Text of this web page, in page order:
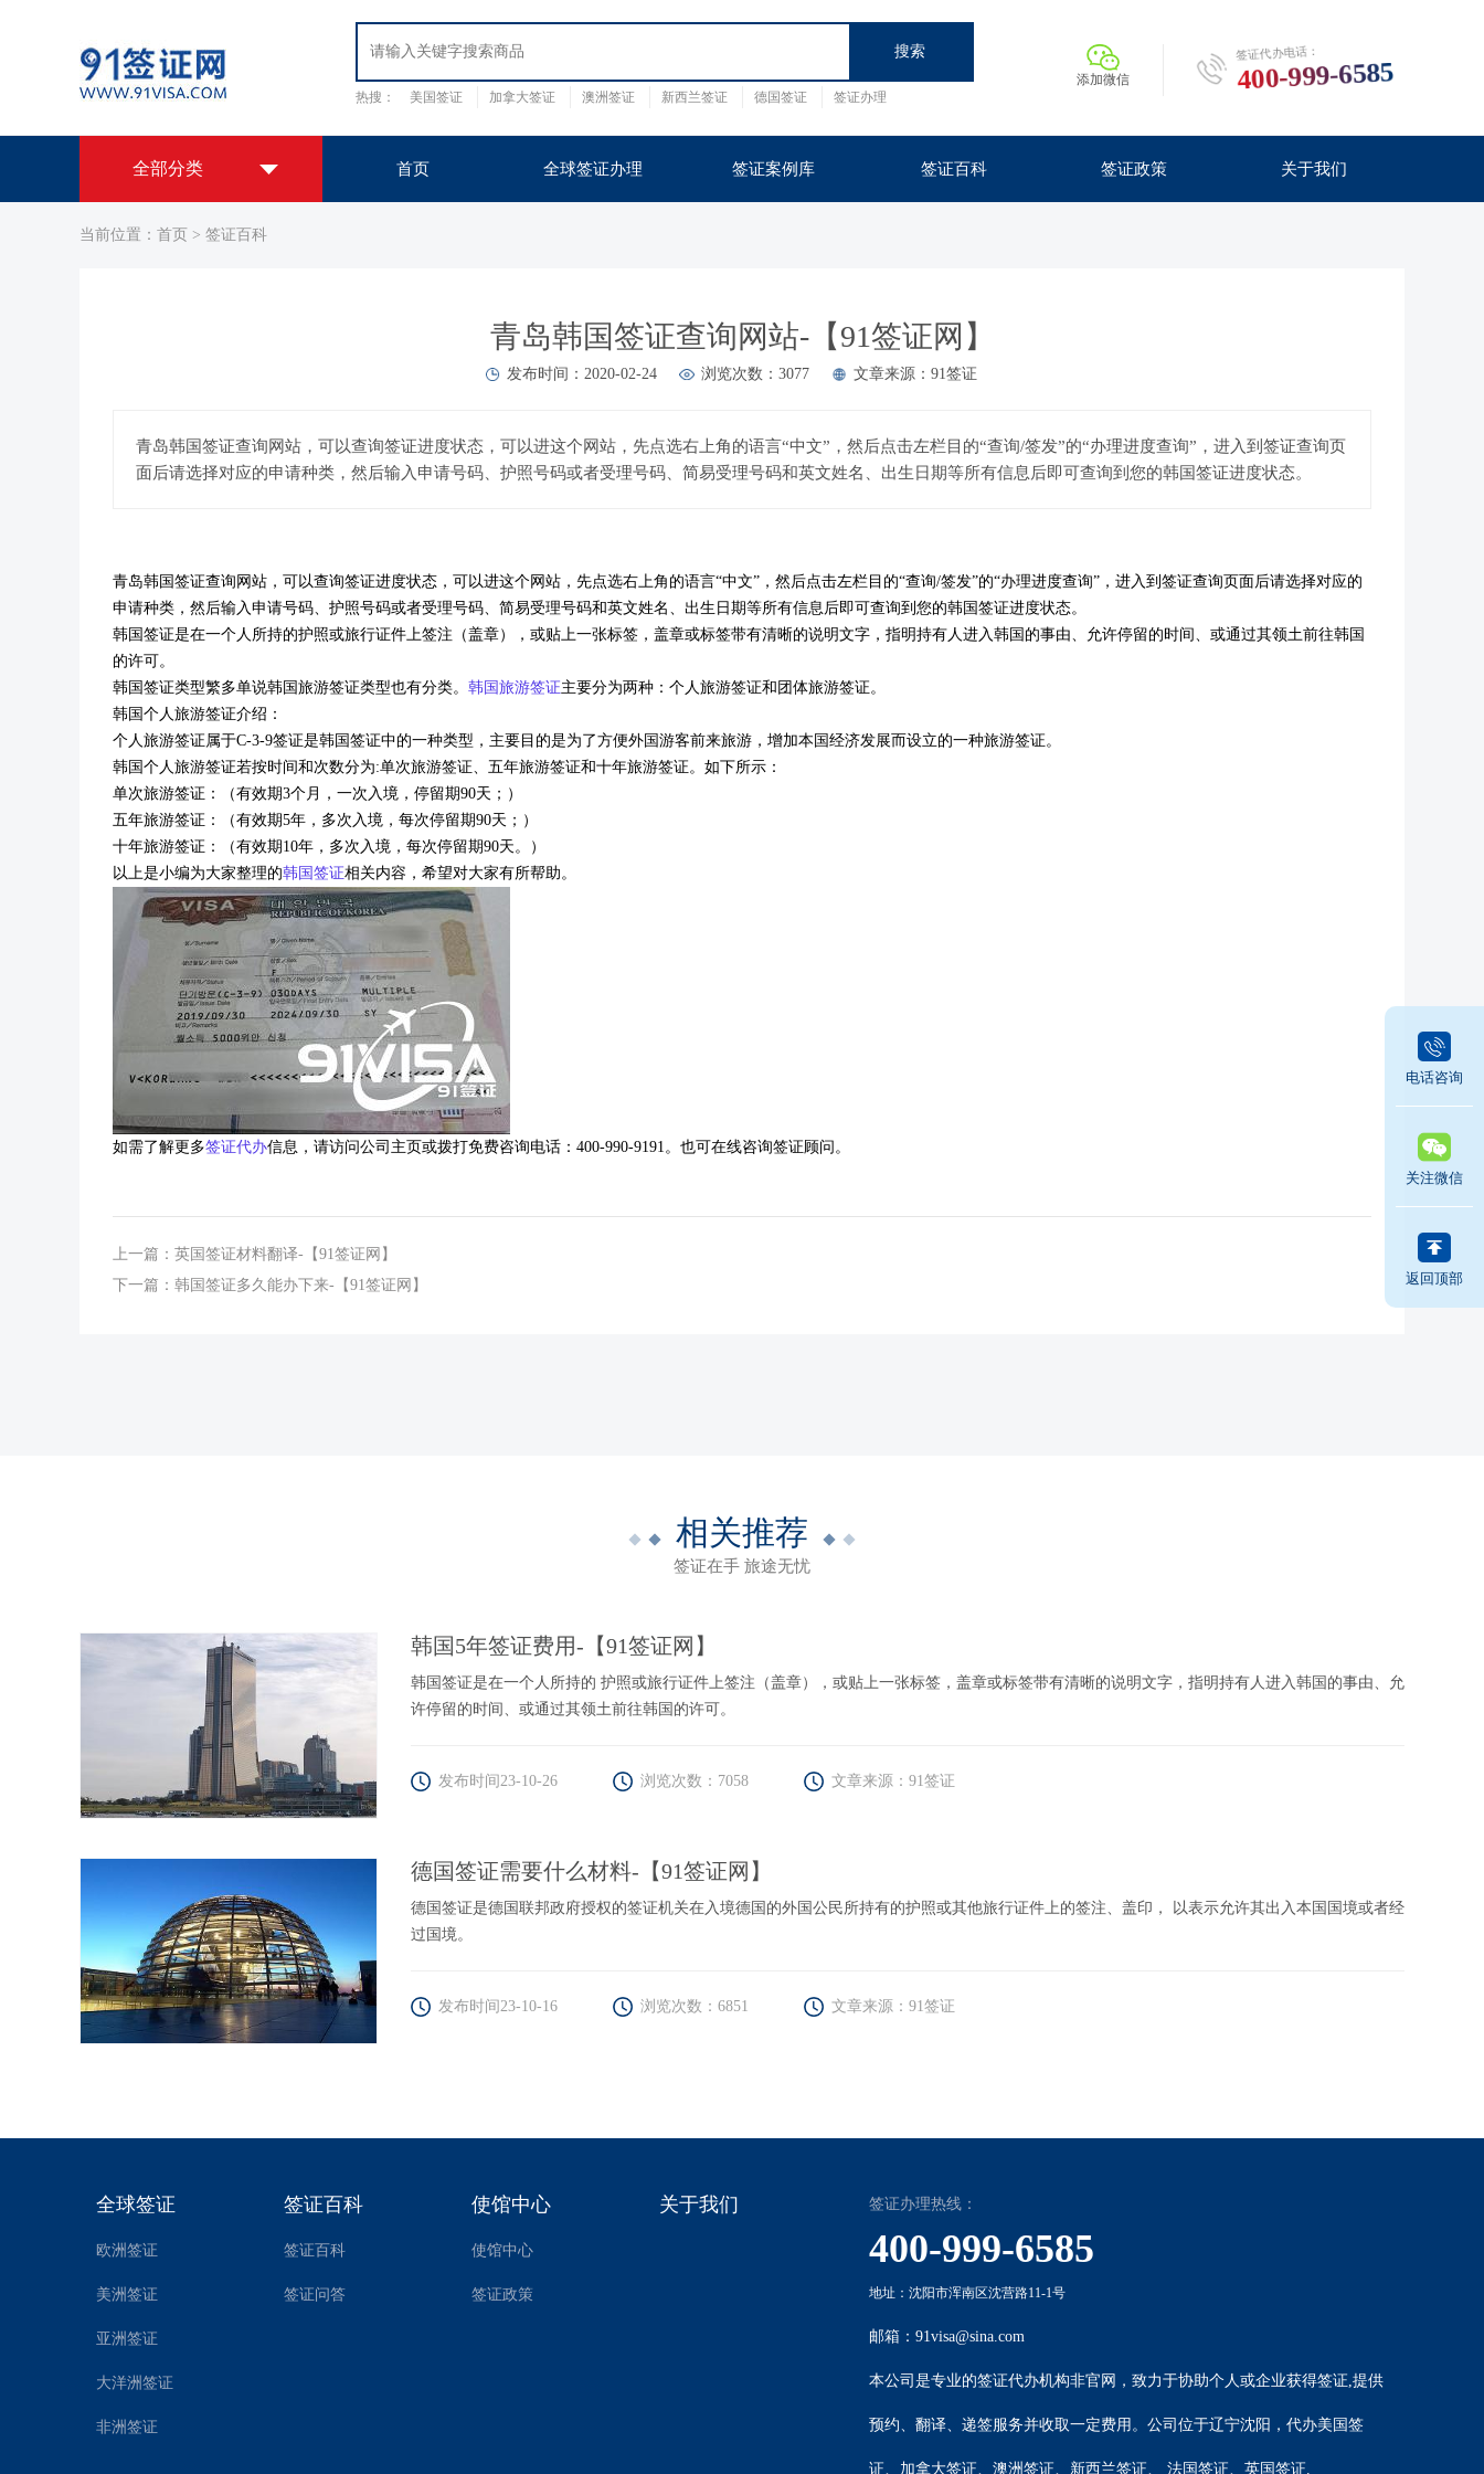
添加微信
签证代办电话：
400-999-6585
热搜： 美国签证 加拿大签证 澳洲签证 新西兰签证 德国签证
签证办理
全部分类
全球签证办理中心
查询签证被拒签的真实原因
EVUS登记
首页 全球签证办理 签证案例库 签证百科 签证政策 关于我们
当前位置： 首页 > 签证百科
青岛韩国签证查询网站-【91签证网】
发布时间：2020-02-24 浏览次数：3077 文章来源：91签证
青岛韩国签证查询网站，可以查询签证进度状态，可以进这个网站，先点选右上角的语言“中文”，然后点击左栏目的“查询/签发”的“办理进度查询”，进入到签证查询页
面后请选择对应的申请种类，然后输入申请号码、护照号码或者受理号码、简易受理号码和英文姓名、出生日期等所有信息后即可查询到您的韩国签证进度状态。
青岛韩国签证查询网站，可以查询签证进度状态，可以进这个网站，先点选右上角的语言“中文”，然后点击左栏目的“查询/签发”的“办理进度查询”，进入到签证查询页面后请选择对应的
申请种类，然后输入申请号码、护照号码或者受理号码、简易受理号码和英文姓名、出生日期等所有信息后即可查询到您的韩国签证进度状态。
韩国签证是在一个人所持的护照或旅行证件上签注（盖章），或贴上一张标签，盖章或标签带有清晰的说明文字，指明持有人进入韩国的事由、允许停留的时间、或通过其领土前往韩国
的许可。
韩国签证类型繁多单说韩国旅游签证类型也有分类。 韩国旅游签证主要分为两种：个人旅游签证和团体旅游签证。
韩国 个人旅游签证介绍：
个人旅游签证属于C-3-9签证是韩国签证中的一种类型，主要目的是为了方便外国游客前来旅游，增加本国经济发展而设立的一种旅游签证。
韩国个人旅游签证若按时间和次数分为:单次旅游签证、五年旅游签证和十年旅游签证。如下所示：
单次旅游签证：（有效期3个月，一次入境，停留期90天；）
五年旅游签证：（有效期5年，多次入境，每次停留期90天；）
十年旅游签证：（有效期 10年，多次入境，每次停留期90天。）
以上是小编为大家整理的韩国签证相关内容，希望对大家有所帮助。
如需了解更多签证代办信息，请访问公司主页或拨打免费咨询电话： 400-990-9191。也可在线咨询签证顾问。
上一篇： 英国签证材料翻译-【91签证网】
下一篇： 韩国签证多久能办下来-【91签证网】
相关推荐
签证在手 旅途无忧
韩国5年签证费用-【91签证网】
韩国签证是在一个人所持的 护照或旅行证件上签注（盖章），或贴上一张标签，盖章或标签带有清晰的说明文字，指明持有人进入韩国的事由、允
许停留的时间、或通过其领土前往韩国的许可。
发布时间23-10-26 浏览次数：7058 文章来源：91签证
德国签证需要什么材料-【91签证网】
德国签证是德国联邦政府授权的签证机关在入境德国的外国公民所持有的护照或其他旅行证件上的签注、盖印， 以表示允许其出入本国国境或者经
过国境。
发布时间23-10-16 浏览次数：6851 文章来源：91签证
全球签证
欧洲签证
美洲签证
亚洲签证
大洋洲签证
非洲签证
签证百科
签证百科
签证问答
使馆中心
使馆中心
签证政策
关于我们 签证办理热线：
400-999-6585
地址：沈阳市浑南区沈营路11-1号
邮箱：91visa@sina.com
本公司是专业的签证代办机构非官网，致力于协助个人或企业获得签证,提供
预约、翻译、递签服务并收取一定费用。公司位于辽宁沈阳，代办美国签
证 加拿大签证 澳洲签证 新西兰签证 法国签证 英国签证
电话咨询
关注微信
返回顶部